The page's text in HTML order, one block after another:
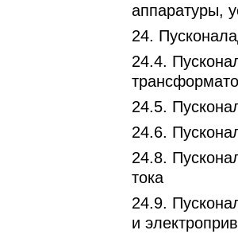
аппаратуры,
24.
24.4.
24.5.
24.6.
24.8.
тока
24.9.
и